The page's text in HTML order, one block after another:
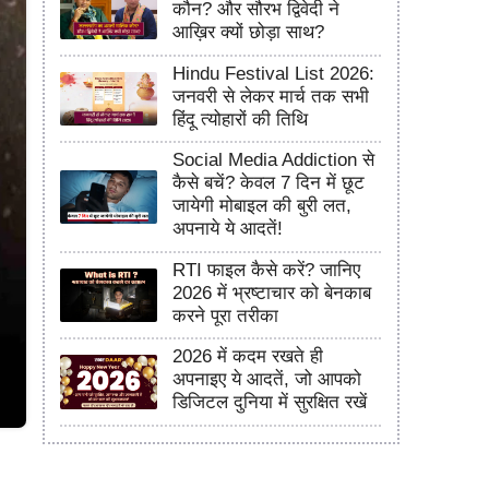
कौन? और सौरभ द्विवेदी ने
आख़िर क्यों छोड़ा साथ?
Hindu Festival List 2026:
जनवरी से लेकर मार्च तक सभी
हिंदू त्योहारों की तिथि
Social Media Addiction से
कैसे बचें? केवल 7 दिन में छूट
जायेगी मोबाइल की बुरी लत,
अपनाये ये आदतें!
RTI फाइल कैसे करें? जानिए
2026 में भ्रष्टाचार को बेनकाब
करने पूरा तरीका
2026 में कदम रखते ही
अपनाइए ये आदतें, जो आपको
डिजिटल दुनिया में सुरक्षित रखें